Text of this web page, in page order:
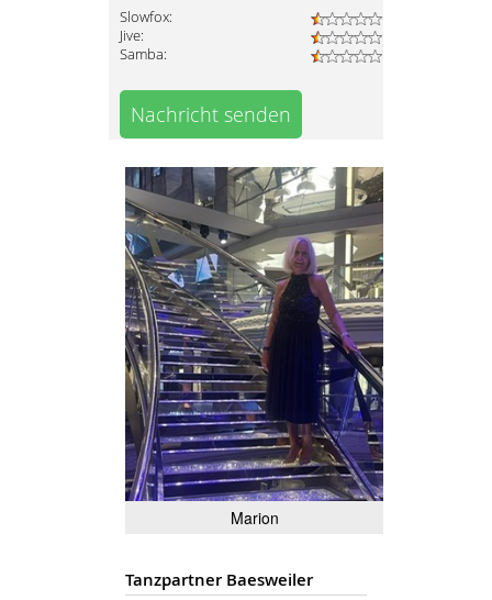
Slowfox:
Jive:
Samba:
Nachricht senden
Marion
Tanzpartner Baesweiler